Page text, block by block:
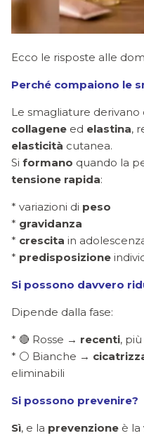
Ecco le risposte alle
Perché compaiono le
Le smagliature derivano
collagene ed elastina,
elasticità cutanea.
Si formano quando la
tensione rapida:
* variazioni di peso
* gravidanza
* crescita in
* predisposizione
Si possono davvero
Dipende dalla fase:
* 🔴 Rosse → recenti,
* ⚪ Bianche →
eliminabili
Si possono prevenire?
Sì, e la prevenzione è la